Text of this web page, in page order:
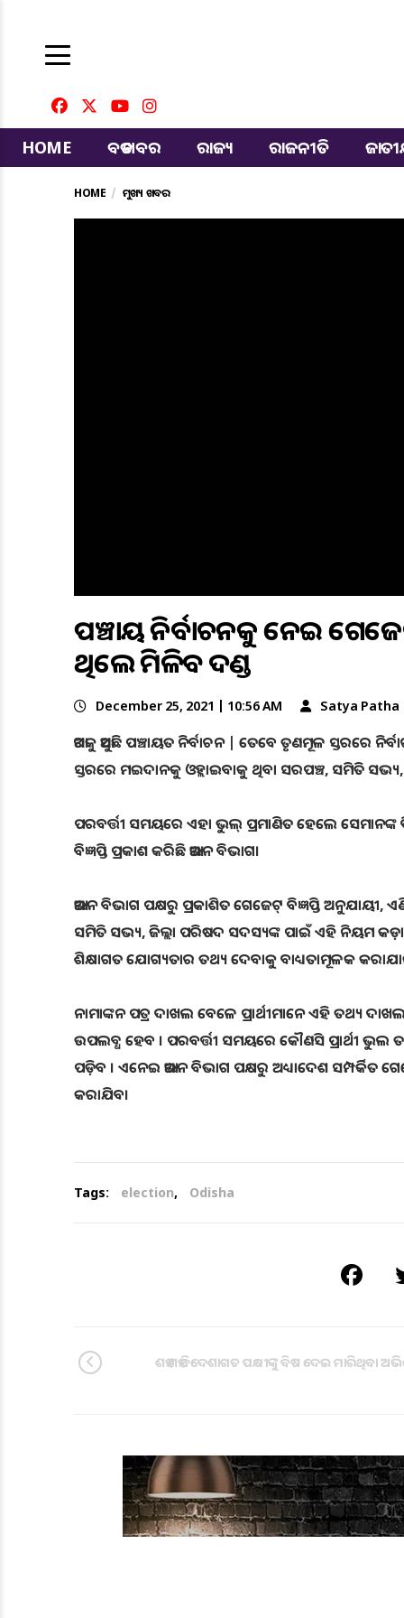
HOME
ବଡ ଖବର ରାଜ୍ୟ ରାଜନୀତି
HOME ମୁଖ୍ୟ ଖବର
ପଞ୍ଚାୟତ ନିର୍ବାଚନକୁ ନେଇ
ଥିଲେ ମିଳିବ ଦଣ୍ଡ
December 25, 2021 | 10:56 AM Satya Patha
ଆଗକୁ ଆସୁଛି ପଞ୍ଚାୟତ ନିର୍ବାଚନ | ତେବେ ତୃଣମୂଳ ସ୍ତରରେ
ସ୍ତରରେ ମଇଦାନକୁ ଓହ୍ଲାଇବାକୁ ଥିବା ସରପଞ୍ଚ, ସମିତି
ପରବର୍ତ୍ତୀ ସମୟରେ ଏହା ଭୁଲ୍‌ ପ୍ରମାଣିତ ହେଲେ ସେମାନଙ୍କ
ବିଜ୍ଞପ୍ତି ପ୍ରକାଶ କରିଛି ଆଇନ ବିଭାଗ।
ଆଇନ ବିଭାଗ ପକ୍ଷରୁ ପ୍ରକାଶିତ ଗେଜେଟ୍ ବିଜ୍ଞପ୍ତି ଅନୁଯାୟୀ,
ସମିତି ସଭ୍ୟ, ଜିଲ୍ଲା ପରିଷଦ ସଦସ୍ୟଙ୍କ ପାଇଁ ଏହି ନିୟମ
ଶିକ୍ଷାଗତ ଯୋଗ୍ୟତାର ତଥ୍ୟ ଦେବାକୁ ବାଧ୍ୟତାମୂଳକ
ନାମାଙ୍କନ ପତ୍ର ଦାଖଲ ବେଳେ ପ୍ରାର୍ଥୀମାନେ ଏହି ତଥ୍ୟ
ଉପଲବ୍ଧ ହେବ । ପରବର୍ତ୍ତୀ ସମୟରେ କୌଣସି ପ୍ରାର୍ଥୀ
ପଡ଼ିବ । ଏନେଇ ଆଇନ ବିଭାଗ ପକ୍ଷରୁ ଅଧ୍ୟାଦେଶ ସମ୍ପର୍କିତ
କରାଯିବ।
Tags: election, Odisha
ଶହ ଶହ ବିଦେଶାଗତ ପକ୍ଷୀଙ୍କୁ ବିଷ ଦେଇ ମାରିଥିବା